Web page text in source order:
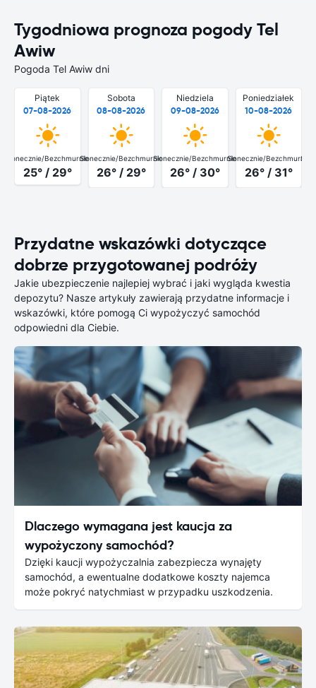
Tygodniowa prognoza pogody Tel
Awiw
Pogoda Tel Awiw dni
Piątek
07-08-2026
Słonecznie/Bezchmurnie
25° / 29°
Sobota
08-08-2026
Słonecznie/Bezchmurnie
26° / 29°
Niedziela
09-08-2026
Słonecznie/Bezchmurnie
26° / 30°
Poniedziałek
10-08-2026
Słonecznie/Bezchmurnie
26° / 31°
Przydatne wskazówki dotyczące
dobrze przygotowanej podróży
Jakie ubezpieczenie najlepiej wybrać i jaki wygląda kwestia
depozytu? Nasze artykuły zawierają przydatne informacje i
wskazówki, które pomogą Ci wypożyczyć samochód
odpowiedni dla Ciebie.
Dlaczego wymagana jest kaucja za
wypożyczony samochód?
Dzięki kaucji wypożyczalnia zabezpiecza wynajęty
samochód, a ewentualne dodatkowe koszty najemca
może pokryć natychmiast w przypadku uszkodzenia.